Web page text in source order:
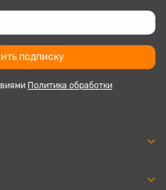
подписку
Политика обработки